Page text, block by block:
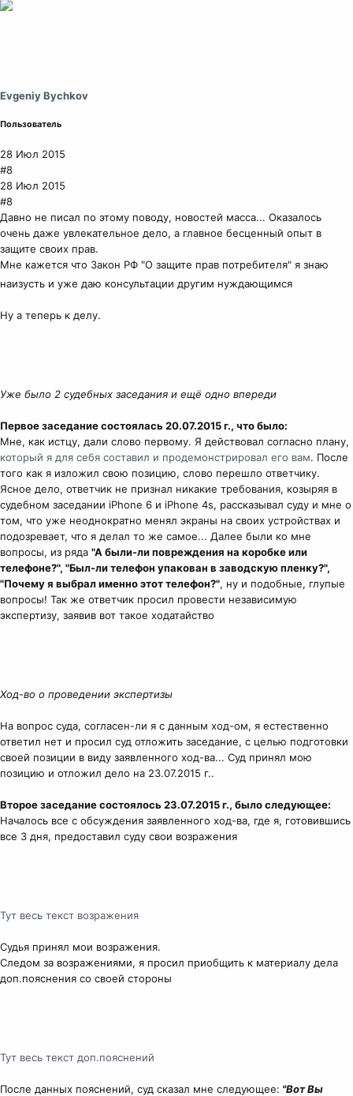
Evgeniy Bychkov
Пользователь
28 Июл 2015
#8
28 Июл 2015
#8
Давно не писал по этому поводу, новостей масса... Оказалось
очень даже увлекательное дело, а главное бесценный опыт в
защите своих прав.
Мне кажется что Закон РФ "О защите прав потребителя" я знаю
наизусть и уже даю консультации другим нуждающимся
Ну а теперь к делу.
Уже было 2 судебных заседания и ещё одно впереди
Первое заседание состоялась 20.07.2015 г., что было:
Мне, как истцу, дали слово первому. Я действовал согласно плану,
который я для себя составил и продемонстрировал его вам. После
того как я изложил свою позицию, слово перешло ответчику.
Ясное дело, ответчик не признал никакие требования, козыряя в
судебном заседании iPhone 6 и iPhone 4s, рассказывал суду и мне о
том, что уже неоднократно менял экраны на своих устройствах и
подозревает, что я делал то же самое... Далее были ко мне
вопросы, из ряда "А были-ли повреждения на коробке или
телефоне?", "Был-ли телефон упакован в заводскую пленку?",
"Почему я выбрал именно этот телефон?", ну и подобные, глупые
вопросы! Так же ответчик просил провести независимую
экспертизу, заявив вот такое ходатайство
Ход-во о проведении экспертизы
На вопрос суда, согласен-ли я с данным ход-ом, я естественно
ответил нет и просил суд отложить заседание, с целью подготовки
своей позиции в виду заявленного ход-ва... Суд принял мою
позицию и отложил дело на 23.07.2015 г..
Второе заседание состоялось 23.07.2015 г., было следующее:
Началось все с обсуждения заявленного ход-ва, где я, готовившись
все 3 дня, предоставил суду свои возражения
Тут весь текст возражения
Судья принял мои возражения.
Следом за возражениями, я просил приобщить к материалу дела
доп.пояснения со своей стороны
Тут весь текст доп.пояснений
После данных пояснений, суд сказал мне следующее: "Вот Вы